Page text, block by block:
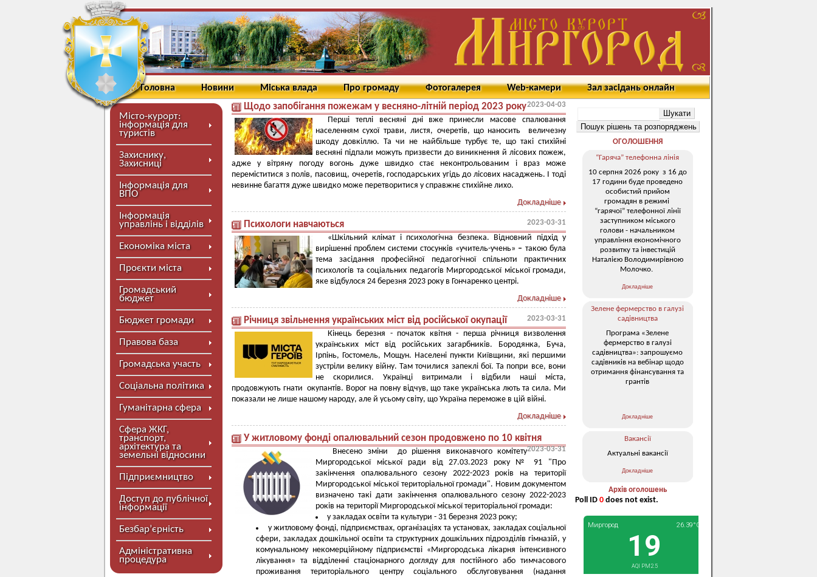
Головна Новини Міська влада Про громаду Фотогалерея Web-камери Зал засідань онлайн
Місто-курорт:
інформація для
туристів
Захиснику,
Захисниці
Інформація для
ВПО
Інформація
управлінь і відділів
Економіка міста
Проєкти міста
Громадський
бюджет
Бюджет громади
Правова база
Громадська участь
Соціальна політика
Гуманітарна сфера
Сфера ЖКГ,
транспорт,
архітектура та
земельні відносини
Підприємництво
Доступ до публічної
інформації
Безбар’єрність
Адміністративна
процедура
Щодо запобігання пожежам у весняно-літній період 2023 року2023-04-03
Перші теплі весняні дні вже принесли масове спалювання
населенням сухої трави, листя, очеретів, що наносить величезну
шкоду довкіллю.Та чи не найбільше турбує те, що такі стихійні
весняні підпали можуть призвести до виникнення й лісових пожеж,
адже у вітряну погоду вогонь дуже швидко стає неконтрольованим і враз може
переміститися з полів, пасовищ, очеретів, господарських угідь до лісових насаджень. І тоді
невинне багаття дуже швидко може перетворитися у справжнє стихійне лихо.
Докладніше
Психологи навчаються 2023-03-31
«Шкільний клімат і психологічна безпека. Відновний підхід у
вирішенні проблем системи стосунків «учитель-учень» – такою була
тема засідання професійної педагогічної спільноти практичних
психологів та соціальних педагогів Миргородської міської громади,
яке відбулося 24 березня 2023 року в Гончаренко центрі.
Докладніше
Річниця звільнення українських міст від російської окупації 2023-03-31
Кінець березня - початок квітня - перша річниця визволення
українських міст від російських загарбників. Бородянка, Буча,
Ірпінь, Гостомель, Мощун. Населені пункти Київщини, які першими
зустріли велику війну. Там точилися запеклі бої. Та попри все, вони
не скорилися. Українці витримали і відбили наші міста,
продовжують гнати окупантів. Ворог на повну відчув, що таке українська лють та сила. Ми
показали не лише нашому народу, але й усьому світу, що Україна переможе в цій війні.
Докладніше
У житловому фонді опалювальний сезон продовжено по 10 квітня
2023-03-31
Внесено зміни до рішення виконавчого комітету
Миргородської міської ради від 27.03.2023 року № 91 "Про
закінчення опалювального сезону 2022-2023 років на території
Миргородської міської територіальної громади". Новим документом
визначено такі дати закінчення опалювального сезону 2022-2023
років на території Миргородської міської територіальної громади:
у закладах освіти та культури - 31 березня 2023 року;
у житловому фонді, підприємствах, організаціях та установах, закладах соціальної
сфери, закладах дошкільної освіти та структурних дошкільних підрозділів гімназій, у
комунальному некомерційному підприємстві «Миргородська лікарня інтенсивного
лікування» та відділенні стаціонарного догляду для постійного або тимчасового
проживання територіального центру соціального обслуговування (надання
ОГОЛОШЕННЯ
“Гаряча” телефонна лінія
10 серпня 2026 року з 16 до
17 години буде проведено
особистий прийом
громадян в режимі
“гарячої” телефонної лінії
заступником міського
голови - начальником
управління економічного
розвитку та інвестицій
Наталією Володимирівною
Молочко.
Докладніше
Зелене фермерство в галузі
садівництва
Програма «Зелене
фермерство в галузі
садівництва»: запрошуємо
садівників на вебінар щодо
отримання фінансування та
грантів
Докладніше
Вакансії
Актуальні вакансії
Докладніше
Архів оголошень
Poll ID 0 does not exist.